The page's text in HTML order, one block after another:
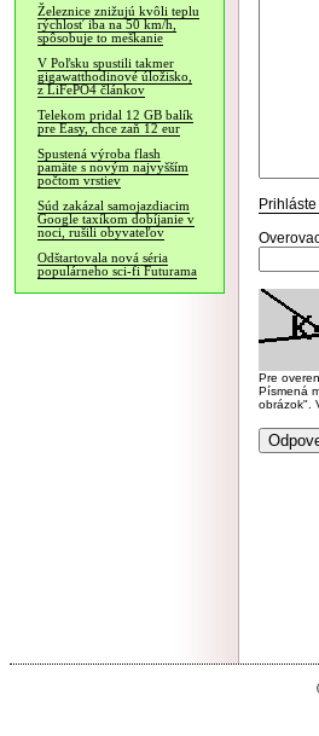
Železnice znižujú kvôli teplu
rýchlosť iba na 50 km/h,
spôsobuje to meškanie
V Poľsku spustili takmer
gigawatthodinové úložisko,
z LiFePO4 článkov
Telekom pridal 12 GB balík
pre Easy, chce zaň 12 eur
Spustená výroba flash
pamäte s novým najvyšším
počtom vrstiev
Súd zakázal samojazdiacim
Google taxíkom dobíjanie v
noci, rušili obyvateľov
Odštartovala nová séria
populárneho sci-fi Futurama
Pre
Písmená
obrázok".